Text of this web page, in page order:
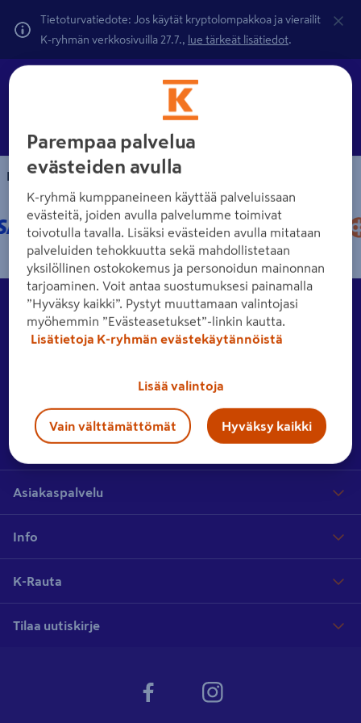
Tietoturvatiedote: Jos käytät kryptolompakkoa ja vierailit
K-ryhmän verkkosivuilla 27.7., lue tärkeät lisätiedot.
Maksutavat
Asiakkuus
Tutustu eri asiakkuusvaihtoehtoihin K-Raudassa.
Jätä meille palautetta tai lähetä yhteydenottopyyntö.
Hae myymälää
Etsi lähin myymäläsi laajasta myymäläverkostostamme
Asiakaspalvelu
Info
K-Rauta
Tilaa uutiskirje
Parempaa palvelua
evästeiden avulla
K-ryhmä kumppaneineen käyttää palveluissaan
evästeitä, joiden avulla palvelumme toimivat
toivotulla tavalla. Lisäksi evästeiden avulla mitataan
palveluiden tehokkuutta sekä mahdollistetaan
yksilöllinen ostokokemus ja personoidun mainonnan
tarjoaminen. Voit antaa suostumuksesi painamalla
”Hyväksy kaikki”. Pystyt muuttamaan valintojasi
myöhemmin ”Evästeasetukset”-linkin kautta.
Lisätietoja K-ryhmän evästekäytännöistä
Lisää valintoja
Vain välttämättömät Hyväksy kaikki